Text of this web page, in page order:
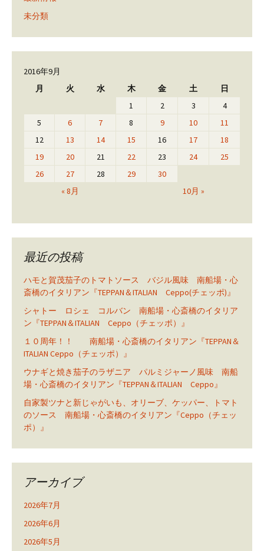
未分類
2016年9月
月
火 水 木 金 土 日
« 8月 10月 »
1 2 3
4
5
6 7 8 9 10
11
12
13 14 15 16 17
18
19
20 21 22 23 24
25
26
27 28 29 30
最近の投稿
ハモと賀茂茄子のトマトソース バジル風味 南船場・心
斎橋のイタリアン『TEPPAN＆ITALIAN Ceppo(チェッポ)』
シャトー ロシェ コルバン 南船場・心斎橋のイタリア
ン『TEPPAN＆ITALIAN Ceppo（チェッポ）』
１０周年！！ 南船場・心斎橋のイタリアン『TEPPAN＆
ITALIAN Ceppo（チェッポ）』
ウナギと焼き茄子のラザニア パルミジャーノ風味 南船
場・心斎橋のイタリアン『TEPPAN＆ITALIAN Ceppo』
自家製ツナと新じゃがいも、オリーブ、ケッパー、トマト
のソース 南船場・心斎橋のイタリアン『Ceppo（チェッ
ポ）』
アーカイブ
2026年7月
2026年6月
2026年5月